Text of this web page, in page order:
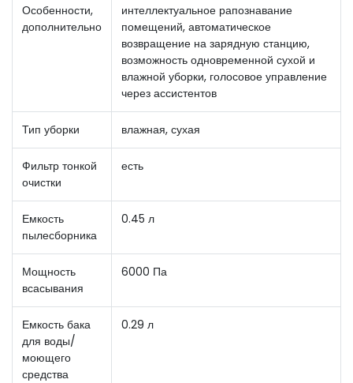
Особенности,
дополнительно
интеллектуальное рапознавание
помещений, автоматическое
возвращение на зарядную станцию,
возможность одновременной сухой и
влажной уборки, голосовое управление
через ассистентов
Тип уборки влажная, сухая
Фильтр тонкой
очистки
есть
Емкость
пылесборника
0.45 л
Мощность
всасывания
6000 Па
Емкость бака
для воды/
моющего
средства
0.29 л